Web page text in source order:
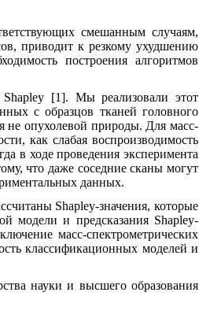
смешанным случаям,
приводит к резкому ухудшению
построения алгоритмов
[1]. Мы реализовали этот
с образцов тканей головного
не опухолевой природы. Для масс-
как слабая воспроизводимость
в ходе проведения эксперимента
что даже соседние сканы могут
данных.
Shapley-значения, которые
модели и предсказания Shapley-
масс-спектрометрических
классификационных моделей и
науки и высшего образования